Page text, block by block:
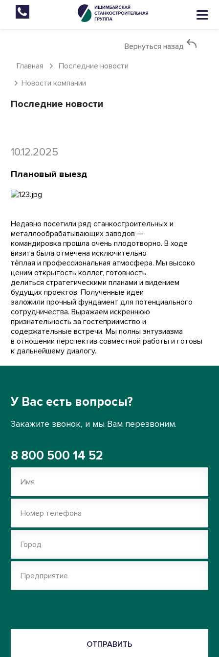
Вернуться назад
Главная
Вернуться назад
Последние новости
Новости компании
Последние новости
10.12.2025
Плановый выезд
Недавно посетили ряд станкостроительных и
металлообрабатывающих заводов —
командировка прошла очень плодотворно. В ходе
визита была отмечена исключительно
тёплая и профессиональная атмосфера. Мы высоко
ценим открытость коллег, готовность
делиться стратегическими планами и видением
будущих проектов. Полученные идеи
заложили прочный фундамент для потенциального
сотрудничества. Выражаем искреннюю
признательность за гостеприимство и
содержательные встречи. Мы полны энтузиазма
в отношении перспектив совместной работы и готовы
к дальнейшему диалогу.
У Вас есть вопросы?
Закажите звонок, и мы Вам перезвоним.
8 800 500 14 52
Имя
Номер телефона
Город
Предприятие
ОТПРАВИТЬ